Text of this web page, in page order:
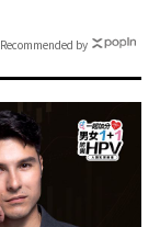
Recommended by